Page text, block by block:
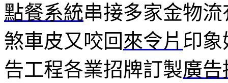
點餐系統串接多家金物
煞車皮又咬回來令片 印
告工程各業招牌訂製廣告